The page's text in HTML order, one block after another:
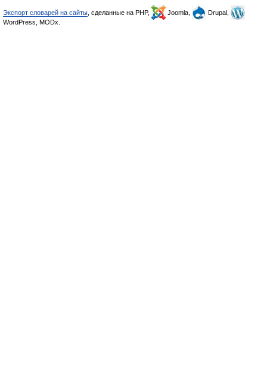
Экспорт словарей на сайты , сделанные на PHP, Joomla,
Drupal,
WordPress, MODx.